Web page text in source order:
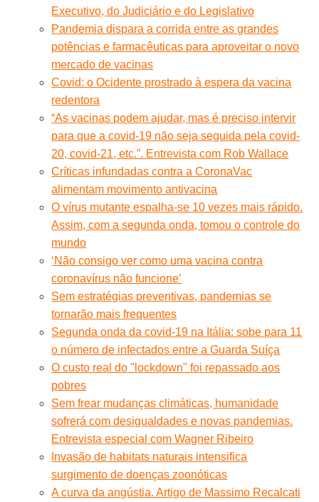
Executivo, do Judiciário e do Legislativo
Pandemia dispara a corrida entre as grandes
potências e farmacêuticas para aproveitar o novo
mercado de vacinas
Covid: o Ocidente prostrado à espera da vacina
redentora
“As vacinas podem ajudar, mas é preciso intervir
para que a covid-19 não seja seguida pela covid-
20, covid-21, etc.”. Entrevista com Rob Wallace
Críticas infundadas contra a CoronaVac
alimentam movimento antivacina
O vírus mutante espalha-se 10 vezes mais rápido.
Assim, com a segunda onda, tomou o controle do
mundo
‘Não consigo ver como uma vacina contra
coronavírus não funcione’
Sem estratégias preventivas, pandemias se
tornarão mais frequentes
Segunda onda da covid-19 na Itália: sobe para 11
o número de infectados entre a Guarda Suíça
O custo real do "lockdown" foi repassado aos
pobres
Sem frear mudanças climáticas, humanidade
sofrerá com desigualdades e novas pandemias.
Entrevista especial com Wagner Ribeiro
Invasão de habitats naturais intensifica
surgimento de doenças zoonóticas
A curva da angústia. Artigo de Massimo Recalcati